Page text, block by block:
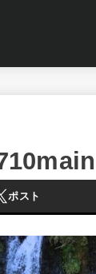
ポスト